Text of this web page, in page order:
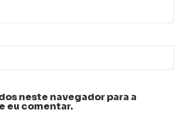
neste navegador para a
eu comentar.